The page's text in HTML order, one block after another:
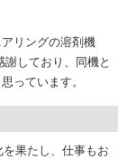
リングの溶剤機
謝しており、同機と
っています。
果たし、仕事もお